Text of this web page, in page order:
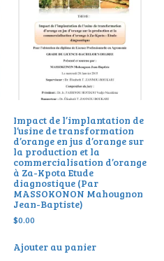
Impact de l’implantation de
l’usine de transformation
d’orange en jus d’orange sur
la production et la
commercialisation d’orange
à Za-Kpota Etude
diagnostique (Par
MASSOKONON Mahougnon
Jean-Baptiste)
$0.00
Ajouter au panier